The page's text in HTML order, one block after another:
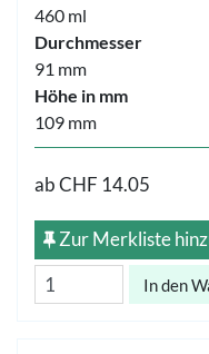
460 ml
Durchmesser
91 mm
Höhe in mm
109 mm
abCHF 14.05
Zur Merkliste
In den